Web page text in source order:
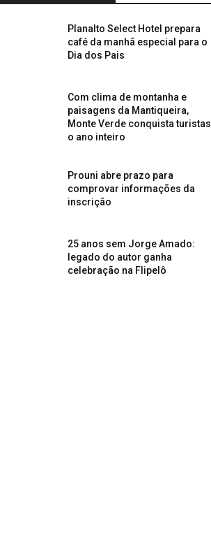
Planalto Select Hotel prepara
café da manhã especial para o
Dia dos Pais
Com clima de montanha e
paisagens da Mantiqueira,
Monte Verde conquista turistas
o ano inteiro
Prouni abre prazo para
comprovar informações da
inscrição
25 anos sem Jorge Amado:
legado do autor ganha
celebração na Flipelô